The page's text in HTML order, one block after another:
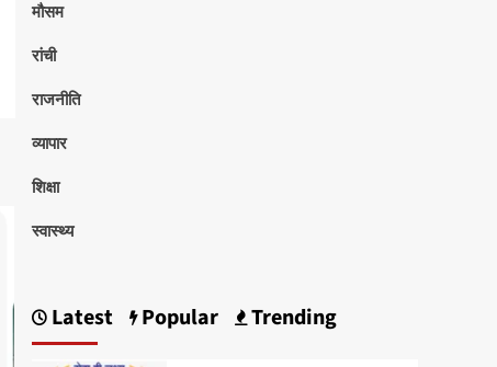
मौसम
रांची
राजनीति
व्यापार
शिक्षा
स्वास्थ्य
Latest Popular Trending